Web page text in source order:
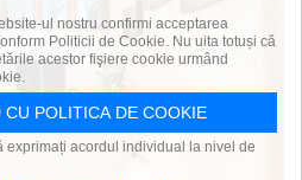
ul nostru confirmi acceptarea
Politicii de Cookie. Nu uita totuși că
acestor fişiere cookie urmând
CU POLITICA DE COOKIE
exprimați acordul individual la nivel de